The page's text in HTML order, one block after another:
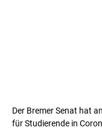
Der Bremer Senat hat
für Studierende in